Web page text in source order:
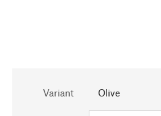
Variant Olive